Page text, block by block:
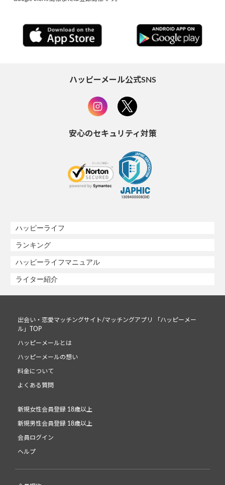
ハッピーメール公式SNS
安心のセキュリティ対策
ハッピーライフ
ランキング
ハッピーライフマニュアル
ライター紹介
出会い・恋愛マッチングサイト/マッチングアプリ 「ハッピーメー
ル」TOP
ハッピーメールとは
ハッピーメールの想い
料金について
よくある質問
新規女性会員登録 18歳以上
新規男性会員登録 18歳以上
会員ログイン
ヘルプ